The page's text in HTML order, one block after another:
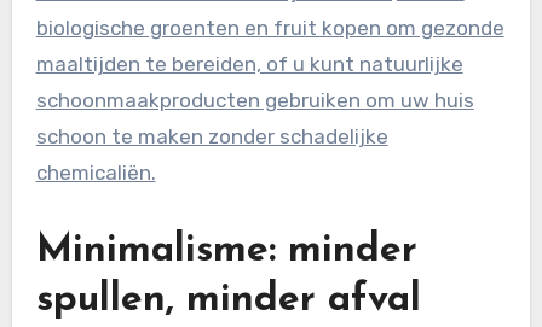
biologische groenten en fruit kopen om gezonde
maaltijden te bereiden, of u kunt natuurlijke
schoonmaakproducten gebruiken om uw huis
schoon te maken zonder schadelijke
chemicaliën.
Minimalisme: minder
spullen, minder afval